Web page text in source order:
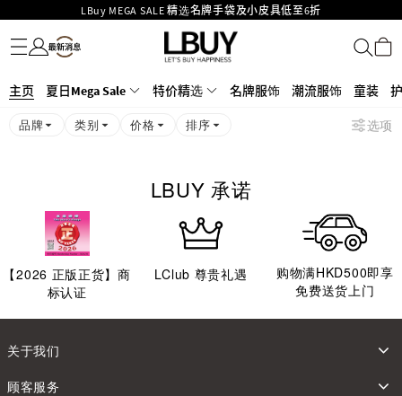
LBuy MEGA SALE 精选名牌手袋及小皮具低至6折
Goyard Hobo / Hobo Mini人气限量特别版限时原价低至75折!
LBuy呈献 - Hermès 及 Chanel 手袋及首饰低至6折，立即入手!
426号铺！
MOKO 1楼175号铺旗舰店特设名牌Hermès、CHANEL及LV专区！
购物满HKD500即享免运费！
名牌服饰
潮流服饰
童装
护肤美妆
香水香薰
个人护理
母婴护理
游戏及精品玩具
文仪用品
家居生活
电子产品
美食
医药保健
运动与户外用品
主页 夏日Mega Sale 特价精选 名牌服饰 潮流服饰 童装
品牌 类别 价格 排序 选项
LBUY 承诺
【2026 正版正货】商
标认证
LClub 尊贵礼遇
购物满HKD500即享
免费送货上门
关于我们
顾客服务